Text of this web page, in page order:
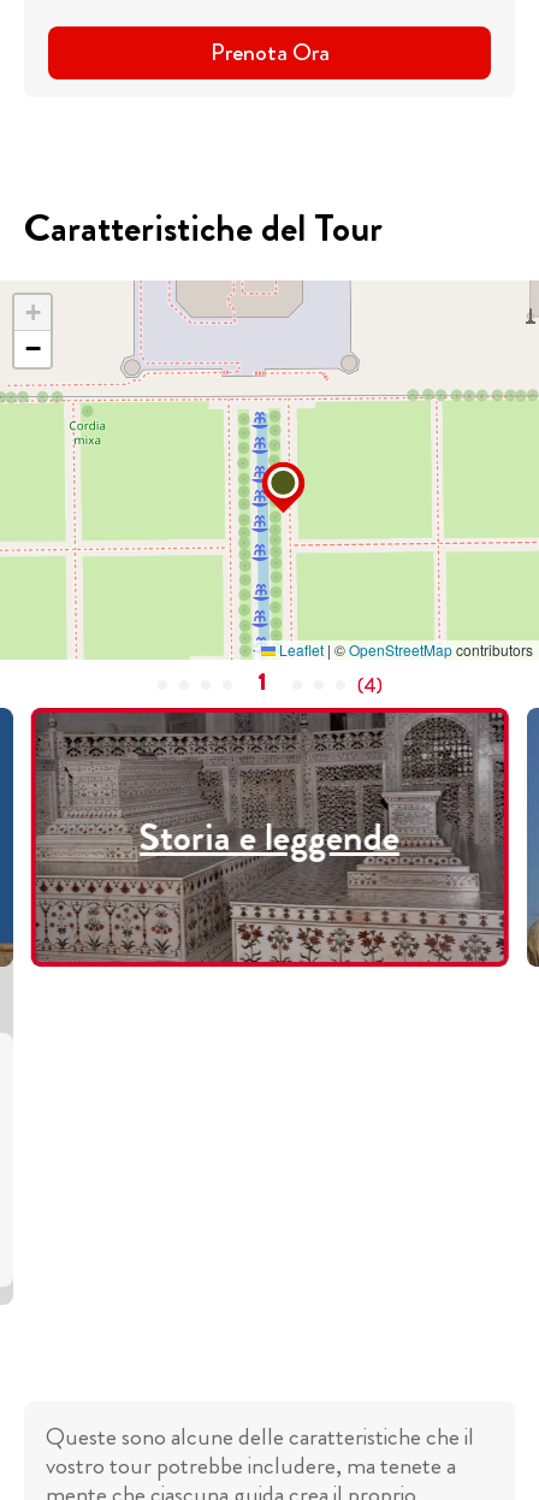
Prenota Ora
Caratteristiche del Tour
+
−
Leaflet | ©OpenStreetMapcontributors
1 (4)
Storia e leggende
Queste sono alcune delle caratteristiche che il
vostro tour potrebbe includere, ma tenete a